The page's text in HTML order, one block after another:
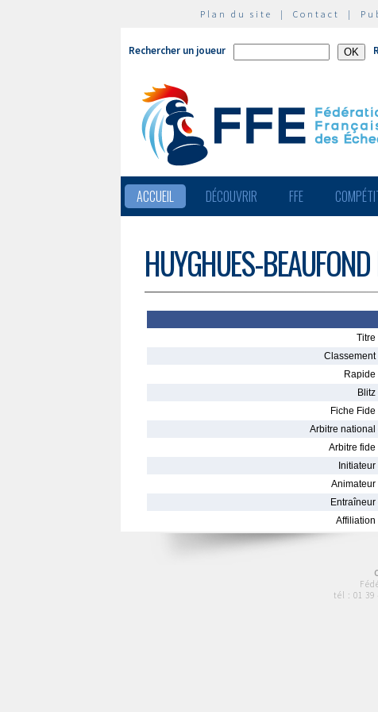
Plan du site | Contact |
Rechercher un joueur
ACCUEIL DÉCOUVRIR FFE
HUYGHUES-
Titre
Classement
Rapide
Blitz
Fiche Fide
Arbitre national
Arbitre fide
Initiateur
Animateur
Entraîneur
Affiliation
tél : 01 39